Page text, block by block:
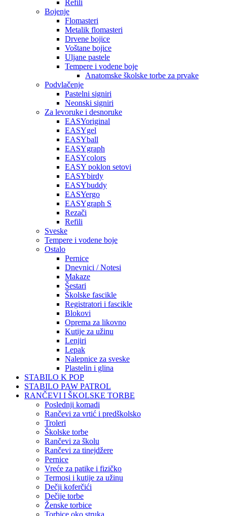
Refili
Bojenje
Flomasteri
Metalik flomasteri
Drvene bojice
Voštane bojice
Uljane pastele
Tempere i vodene boje
Anatomske školske torbe za prvake
Podvlačenje
Pastelni signiri
Neonski signiri
Za levoruke i desnoruke
EASYoriginal
EASYgel
EASYball
EASYgraph
EASYcolors
EASY poklon setovi
EASYbirdy
EASYbuddy
EASYergo
EASYgraph S
Rezači
Refili
Sveske
Tempere i vodene boje
Ostalo
Pernice
Dnevnici / Notesi
Makaze
Šestari
Školske fascikle
Registratori i fascikle
Blokovi
Oprema za likovno
Kutije za užinu
Lenjiri
Lepak
Nalepnice za sveske
Plastelin i glina
STABILO K POP
STABILO PAW PATROL
RANČEVI I ŠKOLSKE TORBE
Poslednji komadi
Rančevi za vrtić i predškolsko
Troleri
Školske torbe
Rančevi za školu
Rančevi za tinejdžere
Pernice
Vreće za patike i fizičko
Termosi i kutije za užinu
Dečji koferčići
Dečije torbe
Ženske torbice
Torbice oko struka